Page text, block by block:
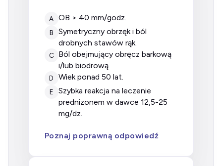
A OB > 40 mm/godz.
B
symetryczny obrzęk i ból
drobnych stawów rąk.
C
ból obejmujący obręcz barkową
i/lub biodrową
D wiek ponad 50 lat.
E
szybka reakcja na leczenie
prednizonem w dawce 12,5-25
mg/dz.
Poznaj poprawną odpowiedź